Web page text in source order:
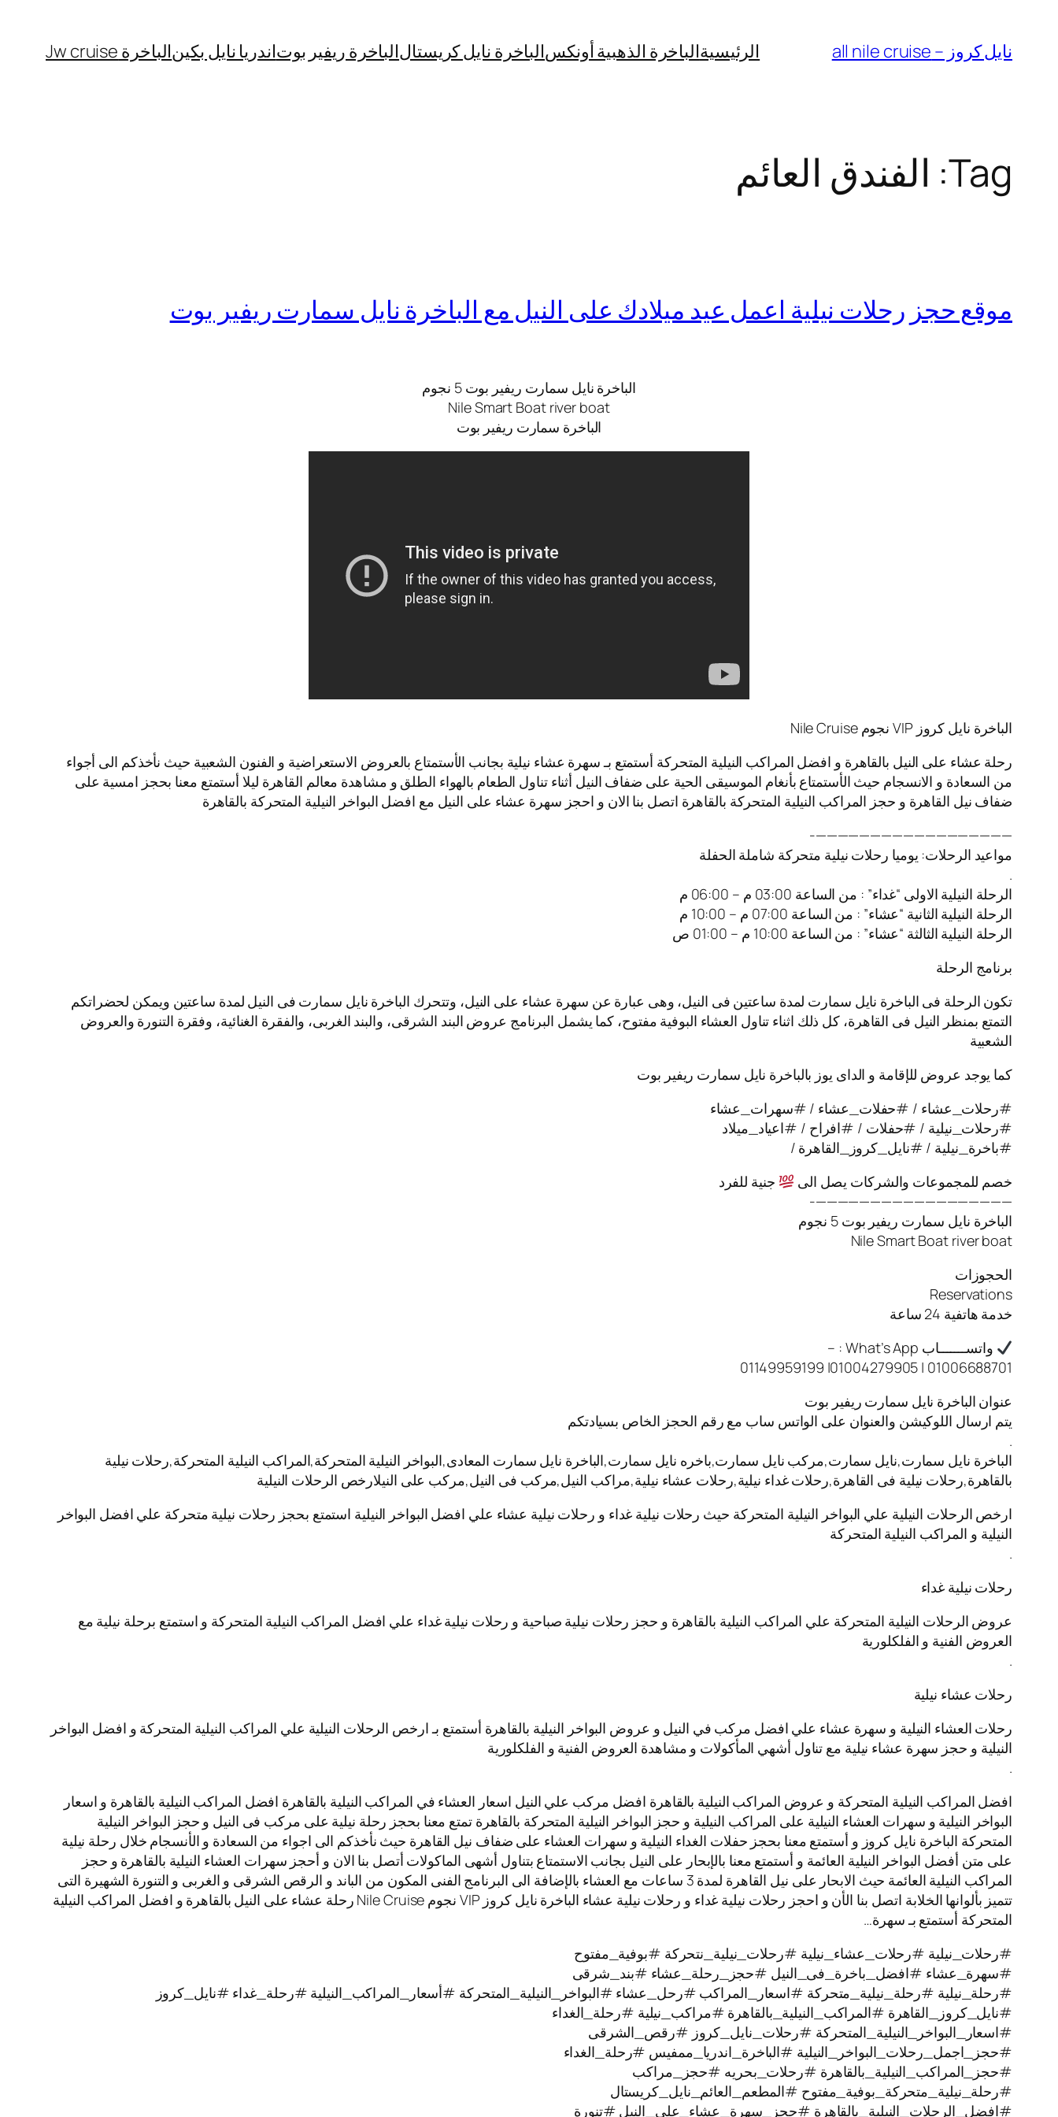
content
نايل كروز – all nile cruise الرئيسيةالباخرة الذهبية أونكسالباخرة نايل كريستالالباخرة ريفير بوتاندريا نايل بكينالباخرة Jw cruise
Tag: الفندق العائم
موقع حجز رحلات نيلية اعمل عيد ميلادك على النيل مع الباخرة نايل سمارت ريفير بوت
الباخرة نايل سمارت ريفير بوت 5 نجوم
Nile Smart Boat river boat
الباخرة سمارت ريفير بوت
الباخرة نايل كروز VIP نجوم Nile Cruise
رحلة عشاء على النيل بالقاهرة و افضل المراكب النيلية المتحركة أستمتع بـ سهرة عشاء نيلية بجانب الأستمتاع بالعروض الاستعراضية و الفنون الشعبية حيث نأخذكم الى أجواء
من السعادة و الانسجام حيث الأستمتاع بأنغام الموسيقى الحية على ضفاف النيل أثناء تناول الطعام بالهواء الطلق و مشاهدة معالم القاهرة ليلا أستمتع معنا بحجز امسية على
ضفاف نيل القاهرة و حجز المراكب النيلية المتحركة بالقاهرة اتصل بنا الان و احجز سهرة عشاء على النيل مع افضل البواخر النيلية المتحركة بالقاهرة
——————————————————-
مواعيد الرحلات: يوميا رحلات نيلية متحركة شاملة الحفلة
.
الرحلة النيلية الاولى “غداء” : من الساعة 03:00 م – 06:00 م
الرحلة النيلية الثانية “عشاء” : من الساعة 07:00 م – 10:00 م
الرحلة النيلية الثالثة “عشاء” : من الساعة 10:00 م – 01:00 ص
برنامج الرحلة
تكون الرحلة فى الباخرة نايل سمارت لمدة ساعتين فى النيل، وهى عبارة عن سهرة عشاء على النيل، وتتحرك الباخرة نايل سمارت فى النيل لمدة ساعتين ويمكن لحضراتكم
التمتع بمنظر النيل فى القاهرة، كل ذلك اثناء تناول العشاء البوفية مفتوح، كما يشمل البرنامج عروض البند الشرقى، والبند الغربى، والفقرة الغنائية، وفقرة التنورة والعروض
الشعبية
كما يوجد عروض للإقامة و الداى يوز بالباخرة نايل سمارت ريفير بوت
#رحلات_عشاء / #حفلات_عشاء / #سهرات_عشاء
#رحلات_نيلية / #حفلات / #افراح / #اعياد_ميلاد
#باخرة_نيلية / #نايل_كروز_القاهرة /
خصم للمجموعات والشركات يصل الى
جنية للفرد
——————————————————-
الباخرة نايل سمارت ريفير بوت 5 نجوم
Nile Smart Boat river boat
الحجوزات
Reservations
خدمة هاتفية 24 ساعة
واتســـــــاب What’s App : –
01006688701 | 01004279905| 01149959199
عنوان الباخرة نايل سمارت ريفير بوت
يتم ارسال اللوكيشن والعنوان على الواتس ساب مع رقم الحجز الخاص بسيادتكم
.
الباخرة نايل سمارت,نايل سمارت,مركب نايل سمارت,باخره نايل سمارت,الباخرة نايل سمارت المعادى,البواخر النيلية المتحركة,المراكب النيلية المتحركة,رحلات نيلية
بالقاهرة,رحلات نيلية فى القاهرة,رحلات غداء نيلية,رحلات عشاء نيلية,مراكب النيل,مركب فى النيل,مركب على النيلارخص الرحلات النيلية
ارخص الرحلات النيلية علي البواخر النيلية المتحركة حيث رحلات نيلية غداء و رحلات نيلية عشاء علي افضل البواخر النيلية استمتع بحجز رحلات نيلية متحركة علي افضل البواخر
النيلية و المراكب النيلية المتحركة
.
رحلات نيلية غداء
عروض الرحلات النيلية المتحركة علي المراكب النيلية بالقاهرة و حجز رحلات نيلية صباحية و رحلات نيلية غداء علي افضل المراكب النيلية المتحركة و استمتع برحلة نيلية مع
العروض الفنية و الفلكلورية
.
رحلات عشاء نيلية
رحلات العشاء النيلية و سهرة عشاء علي افضل مركب في النيل و عروض البواخر النيلية بالقاهرة أستمتع بـ ارخص الرحلات النيلية علي المراكب النيلية المتحركة و افضل البواخر
النيلية و حجز سهرة عشاء نيلية مع تناول أشهي المأكولات و مشاهدة العروض الفنية و الفلكلورية
.
افضل المراكب النيلية المتحركة و عروض المراكب النيلية بالقاهرة افضل مركب علي النيل اسعار العشاء في المراكب النيلية بالقاهرة افضل المراكب النيلية بالقاهرة و اسعار
البواخر النيلية و سهرات العشاء النيلية على المراكب النيلية و حجز البواخر النيلية المتحركة بالقاهرة تمتع معنا بحجز رحلة نيلية على مركب فى النيل و حجز البواخر النيلية
المتحركة الباخرة نايل كروز و أستمتع معنا بحجز حفلات الغداء النيلية و سهرات العشاء على ضفاف نيل القاهرة حيث نأخذكم الى اجواء من السعادة و الأنسجام خلال رحلة نيلية
على متن أفضل البواخر النيلية العائمة و أستمتع معنا بالإبحار على النيل بجانب الاستمتاع بتناول أشهى الماكولات أتصل بنا الان و أحجز سهرات العشاء النيلية بالقاهرة و حجز
المراكب النيلية العائمة حيث الابحار على نيل القاهرة لمدة 3 ساعات مع العشاء بالإضافة الى البرنامج الفنى المكون من الباند و الرقص الشرقى و الغربى و التنورة الشهيرة التى
تتميز بألوانها الخلابة اتصل بنا الأن و احجز رحلات نيلية غداء و رحلات نيلية عشاء الباخرة نايل كروز VIP نجوم Nile Cruise رحلة عشاء على النيل بالقاهرة و افضل المراكب النيلية
المتحركة أستمتع بـ سهرة…
#رحلات_نيلية #رحلات_عشاء_نيلية #رحلات_نيلية_نتحركة #بوفية_مفتوح
#سهرة_عشاء #افضل_باخرة_فى_النيل #حجز_رحلة_عشاء #بند_شرقى
#رحلة_نيلية #رحلة_نيلية_متحركة #اسعار_المراكب #رحل_عشاء #البواخر_النيلية_المتحركة #أسعار_المراكب_النيلية #رحلة_غداء #نايل_كروز
#نايل_كروز_القاهرة #المراكب_النيلية_بالقاهرة #مراكب_نيلية #رحلة_الغداء
#اسعار_البواخر_النيلية_المتحركة #رحلات_نايل_كروز #رقص_الشرقى
#حجز_اجمل_رحلات_البواخر_النيلية #الباخرة_اندريا_ممفيس #رحلة_الغداء
#حجز_المراكب_النيلية_بالقاهرة #رحلات_بحريه #حجز_مراكب
#رحلة_نيلية_متحركة_بوفية_مفتوح #المطعم_العائم_نايل_كريستال
#افضل_الرحلات_النيلية_بالقاهرة #حجز_سهرة_عشاء_على_النيل #تنورة